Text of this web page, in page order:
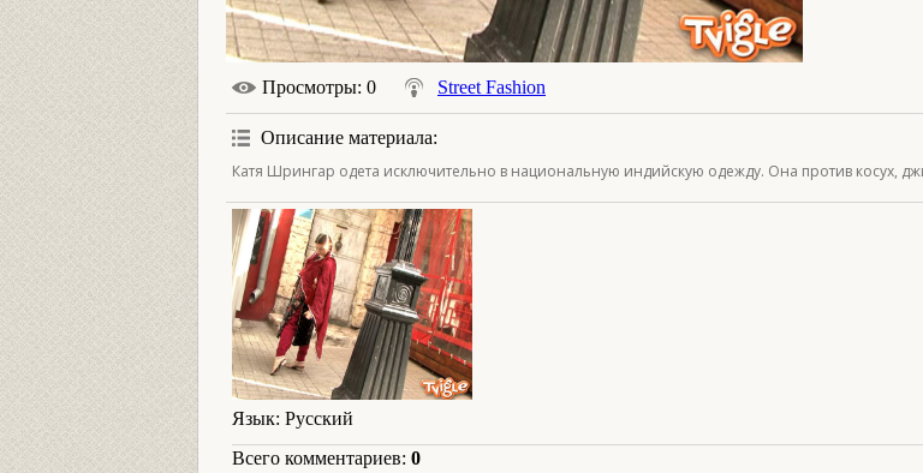
Просмотры: 0 Street Fashion
Описание материала:
Катя Шрингар одета исключительно в национальную индийскую одежду. Она против косух,
Язык: Русский
Всего комментариев: 0